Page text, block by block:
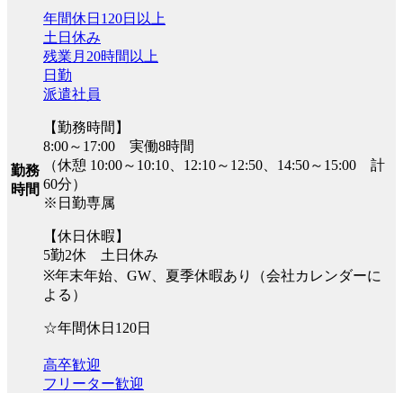
勤務
時間
年間休日120日以上
土日休み
残業月20時間以上
日勤
派遣社員
【勤務時間】
8:00～17:00 実働8時間
（休憩 10:00～10:10、12:10～12:50、14:50～15:00 計
60分）
※日勤専属
【休日休暇】
5勤2休 土日休み
※年末年始、GW、夏季休暇あり（会社カレンダーに
よる）
☆年間休日120日
高卒歓迎
フリーター歓迎